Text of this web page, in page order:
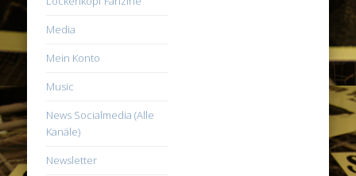
Media
Mein Konto
Music
News Socialmedia (Alle
Kanäle)
Newsletter